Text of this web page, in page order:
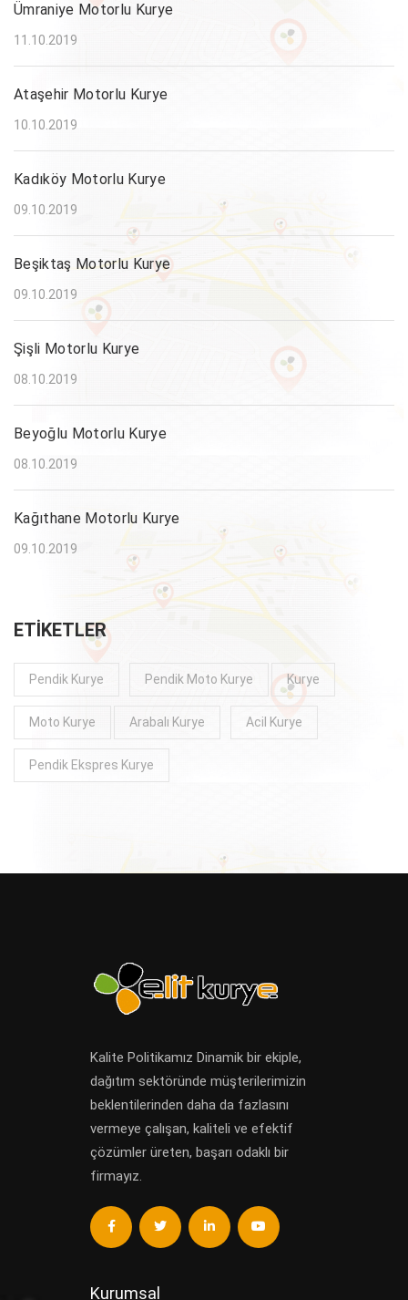
Ümraniye Motorlu Kurye
11.10.2019
Ataşehir Motorlu Kurye
10.10.2019
Kadıköy Motorlu Kurye
09.10.2019
Beşiktaş Motorlu Kurye
09.10.2019
Şişli Motorlu Kurye
08.10.2019
Beyoğlu Motorlu Kurye
08.10.2019
Kağıthane Motorlu Kurye
09.10.2019
ETIKETLER
Pendik Kurye Pendik Moto Kurye Kurye
Moto Kurye Arabalı Kurye Acil Kurye
Pendik Ekspres Kurye
Kalite Politikamız Dinamik bir ekiple,
dağıtım sektöründe müşterilerimizin
beklentilerinden daha da fazlasını
vermeye çalışan, kaliteli ve efektif
çözümler üreten, başarı odaklı bir
firmayız.
Kurumsal